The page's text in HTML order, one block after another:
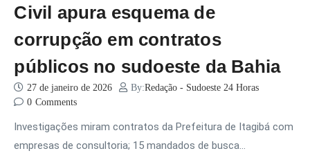
Civil apura esquema de
corrupção em contratos
públicos no sudoeste da Bahia
27 de janeiro de 2026 By:Redação - Sudoeste 24 Horas
0 Comments
Investigações miram contratos da Prefeitura de Itagibá com
empresas de consultoria; 15 mandados de busca…